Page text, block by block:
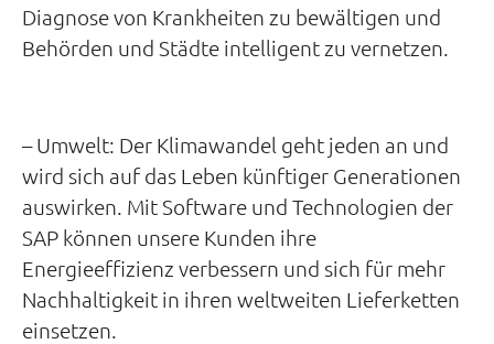
Diagnose von Krankheiten zu bewältigen und
Behörden und Städte intelligent zu vernetzen.
– Umwelt: Der Klimawandel geht jeden an und
wird sich auf das Leben künftiger Generationen
auswirken. Mit Software und Technologien der
SAP können unsere Kunden ihre
Energieeffizienz verbessern und sich für mehr
Nachhaltigkeit in ihren weltweiten Lieferketten
einsetzen.